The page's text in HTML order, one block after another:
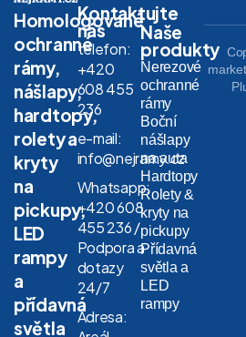
Homologované
ochranné
rámy,
nášlapy,
hardtopy,
rolety a
kryty
na
pickupy,
LED
rampy
a
přídavná
světla
Kontaktujte
nás
telefon:
+420
608 455
236
e-mail:
info@nejramy.cz
Whatsapp:
+420 608
455 236 /
Podpora a
dotazy
24/7
Adresa:
Naše
produkty
Nerezové
ochranné
rámy
Boční
nášlapy
na auta
Hardtopy
Rolety &
kryty na
pickupy
Přídavná
světla a
LED
rampy